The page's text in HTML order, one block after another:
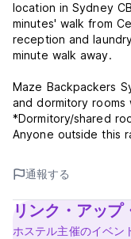
location in Sydney
minutes' walk from
reception and
minute walk away.
Maze Backpackers
and dormitory rooms
*Dormitory/shared
Anyone outside this
game of pool in the
Luggage storage
available. Hairdryers
provided by a small
通報する
リンク・アップ
ホステル主催のイベン